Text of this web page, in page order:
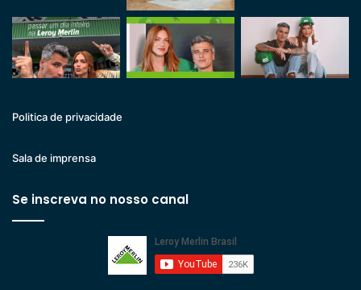
Politica de privacidade
Sala de imprensa
Se inscreva no nosso canal